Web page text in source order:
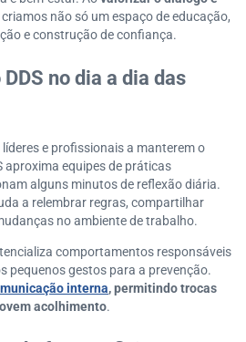
criamos não só um espaço de educação,
e construção de confiança.
no dia a dia das
e profissionais a manterem o
aproxima equipes de práticas
alguns minutos de reflexão diária.
a relembrar regras, compartilhar
no ambiente de trabalho.
comportamentos responsáveis
pequenos gestos para a prevenção.
interna, permitindo trocas
acolhimento.